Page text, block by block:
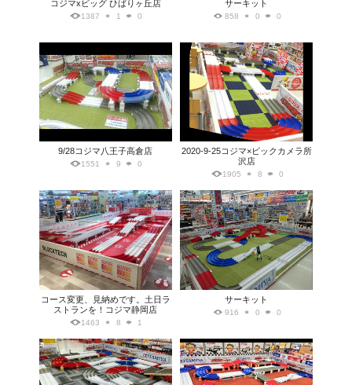
コジマxビッグ ひばりヶ丘店
1387 1 0
サーキット
858 0 0
9/28コジマ八王子高倉店
1551 9 0
2020-9-25コジマ×ビックカメラ所
沢店
1905 8 0
コース変更、見納めです。土日ラ
ストランを！コジマ静岡店
1463 8 1
サーキット
916 0 0